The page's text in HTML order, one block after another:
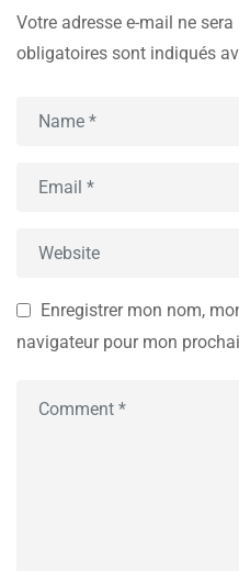
Votre adresse e-mail ne
obligatoires sont indiqués
Enregistrer mon nom,
navigateur pour mon